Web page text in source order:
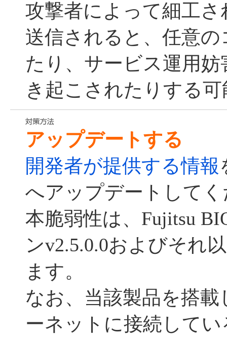
攻撃者によって細工
送信されると、任意
たり、サービス運用妨
き起こされたりする
アップデートする
開発者が提供する情報
へアップデートして
本脆弱性は、Fujitsu
ンv2.5.0.0およびそれ
ます。
なお、当該製品を搭
ーネットに接続して